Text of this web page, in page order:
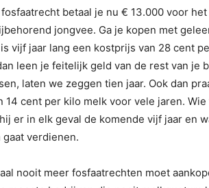
betaal je nu € 13.000 voor
jongvee. Ga je kopen met
vijf jaar lang een kostprijs van 28 cent
leen je feitelijk geld van de rest van je
laten we zeggen tien jaar. Ook dan
cent per kilo melk voor vele jaren.
er in elk geval de komende vijf jaar en
verdienen.
nooit meer fosfaatrechten moet